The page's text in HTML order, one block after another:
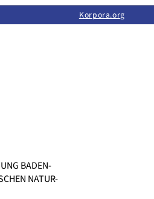
Feedback·Korpora.org
BADEN-
NATUR-
Korpora.org